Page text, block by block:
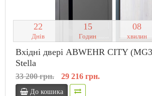
22
Днів
1 5
Годин
08
хвилин
Вхідні двері ABWEHR CITY
Stella
33 200 грн. 29 216 грн.
До кошика